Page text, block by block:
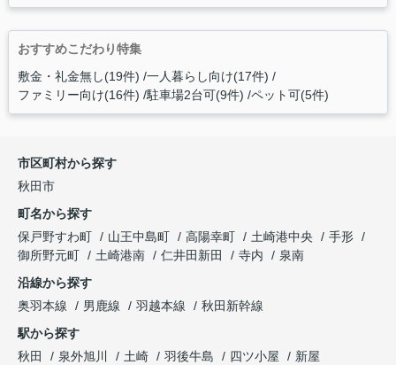
おすすめこだわり特集
敷金・礼金無し(19件) 一人暮らし向け(17件)
ファミリー向け(16件) 駐車場2台可(9件) ペット可(5件)
市区町村から探す
秋田市
町名から探す
保戸野すわ町
山王中島町 高陽幸町 土崎港中央
手形
御所野元町
土崎港南 仁井田新田 寺内
泉南
沿線から探す
奥羽本線
男鹿線 羽越本線
秋田新幹線
駅から探す
秋田
泉外旭川 土崎 羽後牛島 四ツ小屋 新屋